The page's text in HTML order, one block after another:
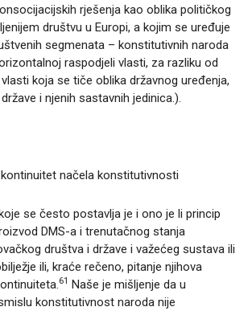
rješenja kao oblika političkog
društvu u Europi, a kojim se uređuje
segmenata – konstitutivnih naroda
raspodjeli vlasti, za razliku od
koja se tiče oblika državnog uređenja,
i njenih sastavnih jedinica.).
načela konstitutivnosti
se često postavlja je i ono je li princip
DMS-a i trenutačnog stanja
društva i države i važećeg sustava ili
ili, kraće rečeno, pitanje njihova
61 Naše je mišljenje da u
konstitutivnost naroda nije